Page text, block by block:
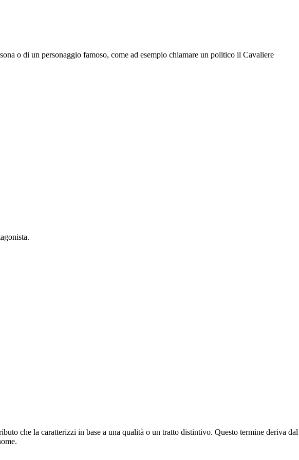
o di un personaggio famoso, come ad esempio chiamare un politico il Cavaliere
che la caratterizzi in base a una qualità o un tratto distintivo. Questo termine deriva dal